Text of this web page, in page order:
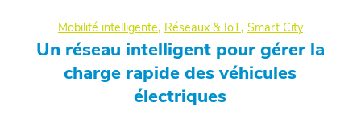
Mobilité intelligente, Réseaux & IoT, Smart City
Un réseau intelligent pour gérer la
charge rapide des véhicules
électriques